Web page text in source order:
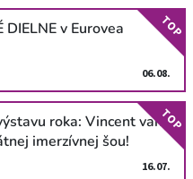
DIELNE v Eurovea
06.08.
TOP
roka: Vincent van
imerzívnej šou!
16.07.
TOP